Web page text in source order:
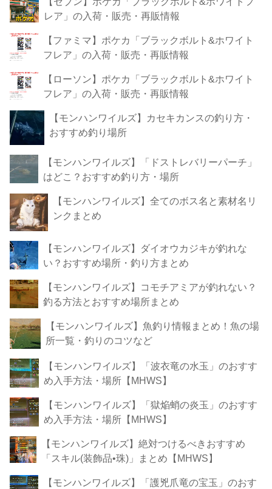
レア」の入荷・販売・再販情報
【ファミマ】ポケカ「ブラックボルト&ホワイト
フレア」の入荷・販売・再販情報
【ローソン】ポケカ「ブラックボルト&ホワイト
フレア」の入荷・販売・再販情報
【モンハンワイルズ】カセキカンスの釣り方・
おすすめ釣り場所
【モンハンワイルズ】「ドストレバリーパーチ」
はどこ？おすすめ釣り方・場所
【モンハンワイルズ】全てのボス名と素材名リ
ンクまとめ
【モンハンワイルズ】ダイオウカジキが釣れな
い？おすすめ場所・釣り方まとめ
【モンハンワイルズ】コモチアミアが釣れない？
釣る方法とおすすめ場所まとめ
【モンハンワイルズ】魚釣り情報まとめ！魚の場
所一覧・釣りのコツなど
【モンハンワイルズ】「波衣竜の水玉」のおすす
め入手方法・場所【MHWS】
【モンハンワイルズ】「獄焔蛸の炎玉」のおすす
め入手方法・場所【MHWS】
【モンハンワイルズ】絶対つけるべきおすすめ
「スキル(装飾品•珠)」まとめ【MHWS】
【モンハンワイルズ】「護兇爪竜の宝玉」のおす